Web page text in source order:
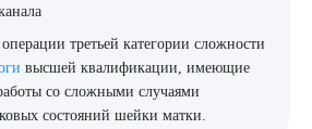
третьей категории сложности
высшей квалификации, имеющие
со сложными случаями
состояний шейки матки.